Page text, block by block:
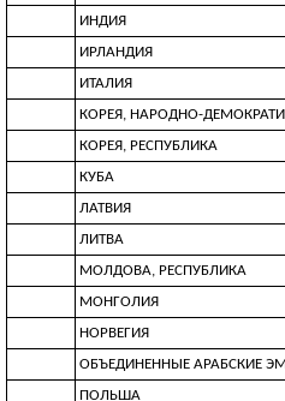
ИНДИЯ
ИРЛАНДИЯ
ИТАЛИЯ
КОРЕЯ, НАРОДНО-
КОРЕЯ, РЕСПУБЛИКА
КУБА
ЛАТВИЯ
ЛИТВА
МОЛДОВА, РЕСПУБЛИКА
МОНГОЛИЯ
НОРВЕГИЯ
ОБЪЕДИНЕННЫЕ АРАБСКИЕ
ПОЛЬША